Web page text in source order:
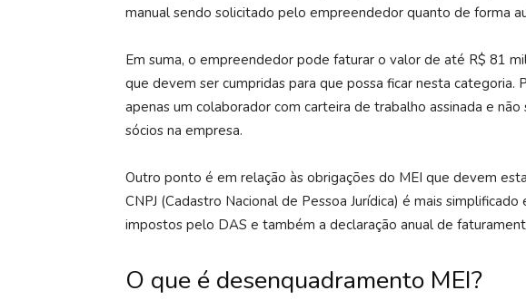
manual sendo solicitado pelo empreendedor quanto de forma
Em suma, o empreendedor pode faturar o valor de até R$ 81
que devem ser cumpridas para que possa ficar nesta
apenas um colaborador com carteira de trabalho assinada e
sócios na empresa.
Outro ponto é em relação às obrigações do MEI que devem
CNPJ (Cadastro Nacional de Pessoa Jurídica) é mais
impostos pelo DAS e também a declaração anual de
O que é desenquadramento MEI?